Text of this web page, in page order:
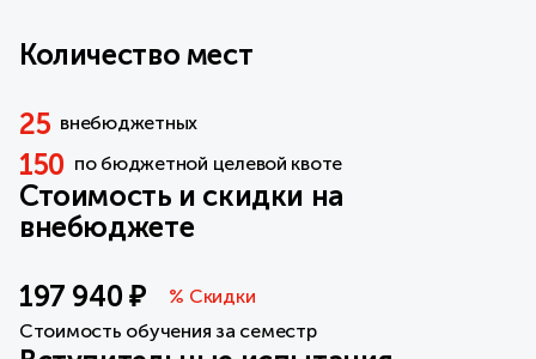
Количество мест
25 внебюджетных
150 по бюджетной целевой квоте
Стоимость и скидки на
внебюджете
197 940 ₽
% Скидки
Стоимость обучения за семестр